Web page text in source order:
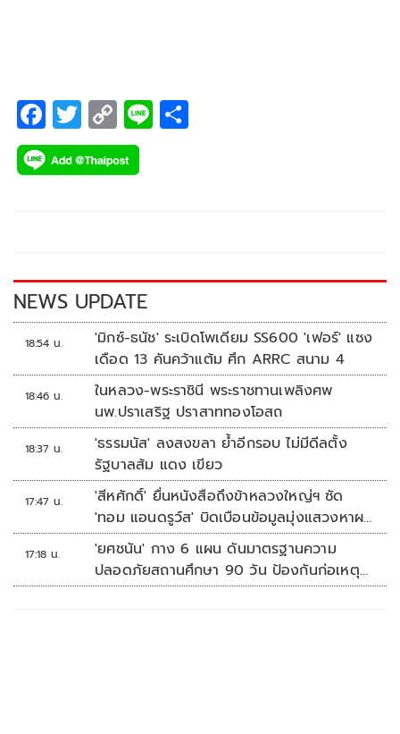
F
ac
e
k
T
wi
tt
C
o
p
k
Li
NEWS UPDATE
18:54 น.
'มิกซ์-ธนัช' ระเบิดโพเดียม SS600 'เฟอร์' แซง
เดือด 13 คันคว้าแต้ม ศึก ARRC สนาม 4
18:46 น.
ในหลวง-พระราชินี พระราชทานเพลิงศพ
นพ.ปราเสริฐ ปราสาททองโอสถ
18:37 น.
'ธรรมนัส' ลงสงขลา ย้ำอีกรอบ ไม่มีดีลตั้ง
รัฐบาลส้ม แดง เขียว
17:47 น.
'สีหศักดิ์' ยื่นหนังสือถึงข้าหลวงใหญ่ฯ ซัด
'ทอม แอนดรูว์ส' บิดเบือนข้อมูลมุ่งแสวงหาผล
ประโยชน์ทางการเมือง
17:18 น.
'ยศชนัน' กาง 6 แผน ดันมาตรฐานความ
ปลอดภัยสถานศึกษา 90 วัน ป้องกันก่อเหตุ
รุนแรง